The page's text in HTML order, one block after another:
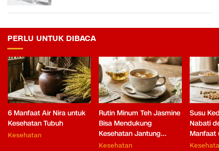
PERLU UNTUK DIBACA
6 Manfaat Air Nira untuk
Kesehatan Tubuh
Kesehatan
Rutin Minum Teh Jasmine
Bisa Mendukung
Kesehatan Jantung
hingga Fungsi Otak
Kesehatan
Susu
Nabati
Manfaat